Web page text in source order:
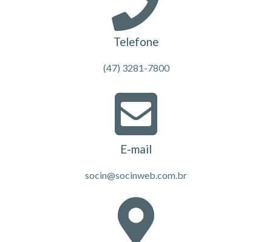
Telefone
(47) 3281-7800
E-mail
socin@socinweb.com.br